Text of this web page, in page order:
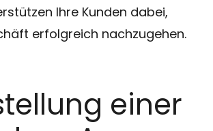
Ihre Kunden dabei,
erfolgreich nachzugehen.
einer